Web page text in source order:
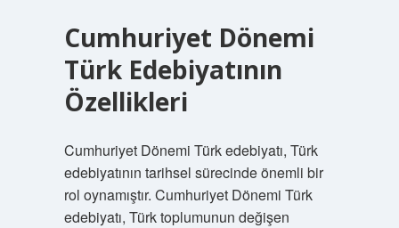
Cumhuriyet Dönemi
Türk Edebiyatının
Özellikleri
Cumhuriyet Dönemi Türk edebiyatı, Türk
edebiyatının tarihsel sürecinde önemli bir
rol oynamıştır. Cumhuriyet Dönemi Türk
edebiyatı, Türk toplumunun değişen